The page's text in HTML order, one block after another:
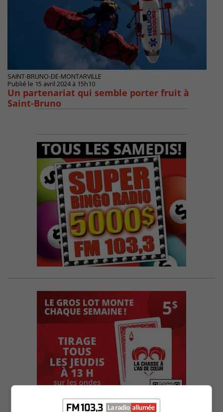
SAINT-BRUNO-DE-MONTARVILLE
Publié le 15 avril 2024 à 15h10
Un partenariat qui semble porter fruit à
Saint-Bruno